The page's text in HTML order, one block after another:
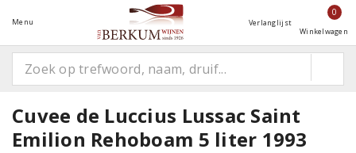
Menu Verlanglijst
0
Winkelwagen
Cuvee de Luccius Lussac Saint
Emilion Rehoboam 5 liter 1993